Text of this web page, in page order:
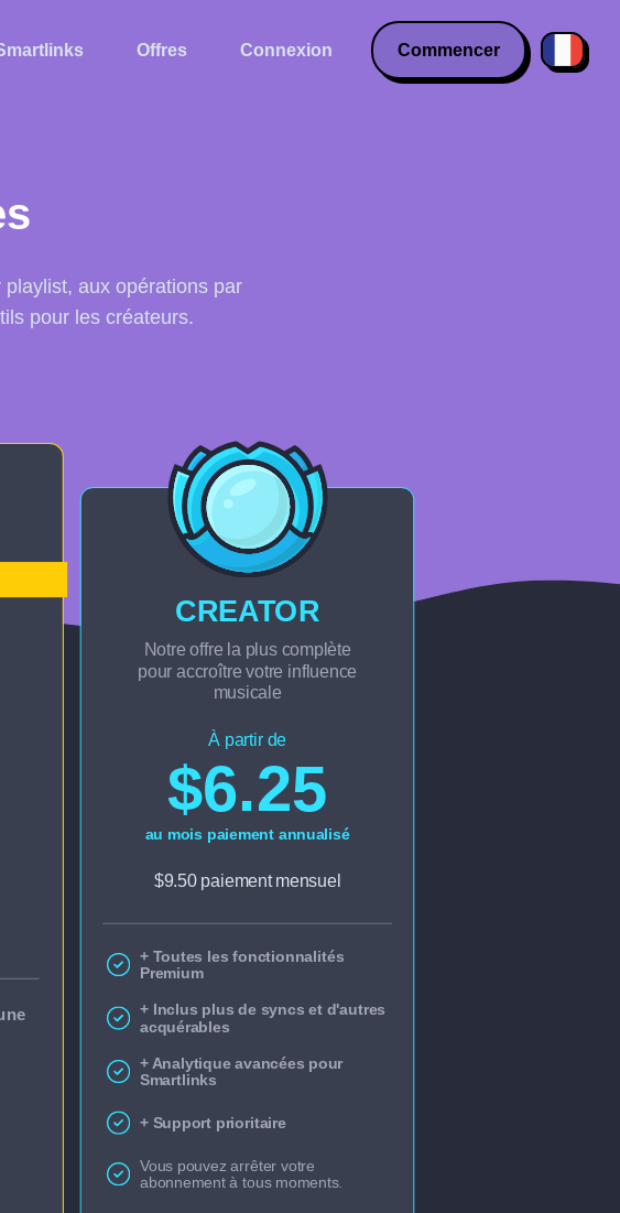
Offres Connexion Commencer
aux opérations par
pour les créateurs.
CREATOR
Notre offre la plus complète
pour accroître votre influence
musicale
À partir de
$6.25
au mois paiement annualisé
$9.50 paiement mensuel
+ Toutes les fonctionnalités
Premium
+ Inclus plus de syncs et d'autres
acquérables
+ Analytique avancées pour
Smartlinks
+ Support prioritaire
Vous pouvez arrêter votre
abonnement à tous moments.